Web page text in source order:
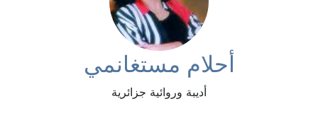
أحلام مستغانمي
أديبة وروائية جزائرية